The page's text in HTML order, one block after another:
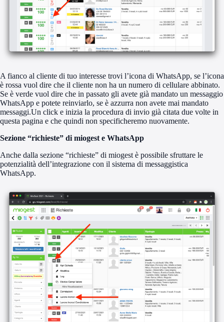
A fianco al cliente di tuo interesse trovi l’icona di WhatsApp, se l’icona
è rossa vuol dire che il cliente non ha un numero di cellulare abbinato.
Se è verde vuol dire che in passato gli avete già mandato un messaggio
WhatsApp e potete reinviarlo, se è azzurra non avete mai mandato
messaggi.Un click e inizia la procedura di invio già citata due volte in
questa pagina e che quindi non specificheremo nuovamente.
Sezione “richieste” di miogest e WhatsApp
Anche dalla sezione “richieste” di miogest è possibile sfruttare le
potenzialità dell’integrazione con il sistema di messaggistica
WhatsApp.